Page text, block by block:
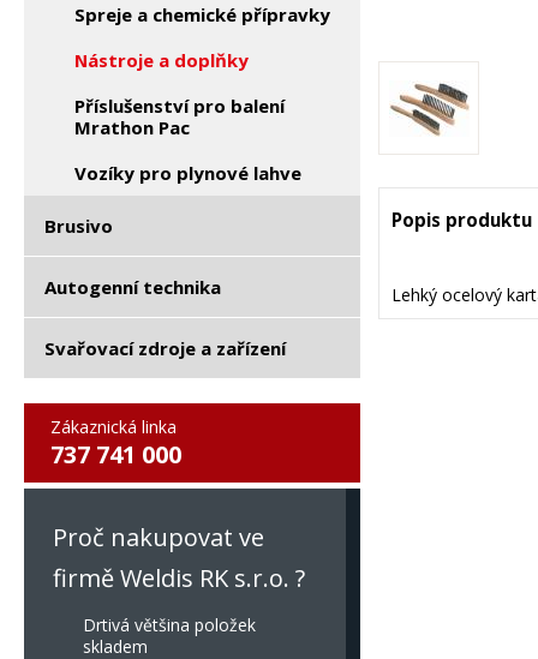
Spreje a chemické přípravky
Nástroje a doplňky
Příslušenství pro balení
Mrathon Pac
Vozíky pro plynové lahve
Brusivo
Autogenní technika
Svařovací zdroje a zařízení
Zákaznická linka
737 741 000
Proč nakupovat ve
firmě Weldis RK s.r.o. ?
Drtivá většina položek
skladem
Popis produktu
Lehký ocelový